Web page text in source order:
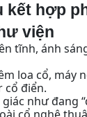
kết hợp
viện
tĩnh, ánh
loa cổ, máy
cổ điển.
như đang